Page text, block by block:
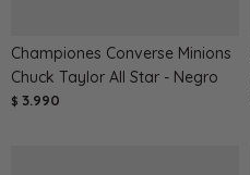
Championes Converse Minions
Chuck Taylor All Star - Negro
$ 3.990